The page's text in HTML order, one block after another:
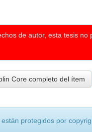
de autor, esta tesis
Core completo del ítem
protegidos por